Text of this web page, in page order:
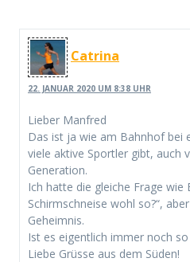
Catrina
22. JANUAR 2020 UM 8:38 UHR
Lieber Manfred
Das ist ja wie am Bahnhof bei
viele aktive Sportler gibt, auch
Generation.
Ich hatte die gleiche Frage wie
Schirmschneise wohl so?“,
Geheimnis.
Ist es eigentlich immer noch
Liebe Grüsse aus dem Süden!